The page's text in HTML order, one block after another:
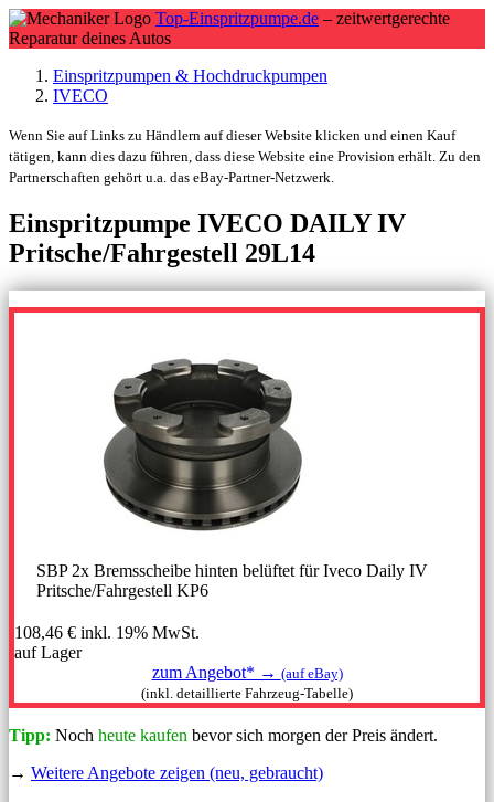
Top-Einspritzpumpe.de – zeitwertgerechte
Reparatur deines Autos
Einspritzpumpen & Hochdruckpumpen
IVECO
Wenn Sie auf Links zu Händlern auf dieser Website klicken und einen Kauf
tätigen, kann dies dazu führen, dass diese Website eine Provision erhält. Zu den
Partnerschaften gehört u.a. das eBay-Partner-Netzwerk.
Einspritzpumpe IVECO DAILY IV
Pritsche/Fahrgestell 29L14
SBP 2x Bremsscheibe hinten belüftet für Iveco Daily IV
Pritsche/Fahrgestell KP6
108,46 € inkl. 19% MwSt.
auf Lager
zum Angebot* → (auf eBay)
(inkl. detaillierte Fahrzeug-Tabelle)
Tipp: Noch heute kaufen bevor sich morgen der Preis ändert.
→ Weitere Angebote zeigen (neu, gebraucht)